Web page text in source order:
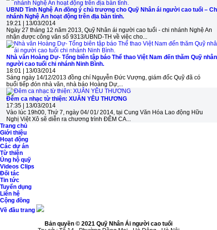
UBND Tỉnh Nghệ An đồng ý chủ trương cho Quỹ Nhân ái người cao tuổi –
nhánh Nghệ An hoạt động trên địa bàn tỉnh.
19:21 | 13/03/2014
Ngày 27 tháng 12 năm 2013, Quỹ Nhân ái người cao tuổi - chi nhánh Nghệ An
nhận được công văn số 9313/UBND-TH về việc cho...
Nhà văn Hoàng Dự- Tổng biên tập báo Thể thao Việt Nam đến thăm Quỹ
người cao tuổi chi nhánh Ninh Bình.
18:01 | 13/03/2014
Sáng ngày 14/12/2013 đồng chí Nguyễn Đức Vượng, giám đốc Quỹ đã có
buổi tiếp đón nhà văn, nhà báo Hoàng Dự,...
Đêm ca nhạc từ thiện: XUÂN YÊU THƯƠNG
17:35 | 13/03/2014
Vào lúc 19h00, Thứ 7, ngày 04/ 01/ 2014, tại Cung Văn Hóa Lao động Hữu
Nghị Việt Xô sẽ diễn ra chương trình ĐÊM CA...
Trang chủ
Giới thiệu
Hoạt động
Các dự án
Từ thiện
Ủng hộ quỹ
Videos Clips
Đối tác
Tin tức
Tuyển dụng
Liên hệ
Cộng đồng
Về đầu trang
Bản quyền © 2021 Quỹ Nhân Ái người cao tuổi